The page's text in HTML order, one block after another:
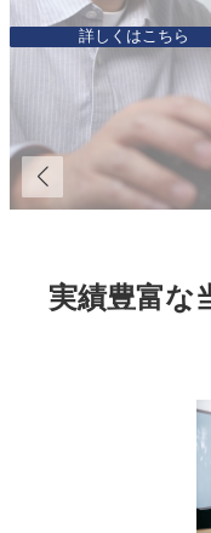
詳しくはこちら
実績豊富な